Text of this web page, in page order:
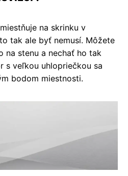
na skrinku v
tak ale byť nemusí. Môžete
na stenu a nechať ho tak
s veľkou uhlopriečkou sa
bodom miestnosti.